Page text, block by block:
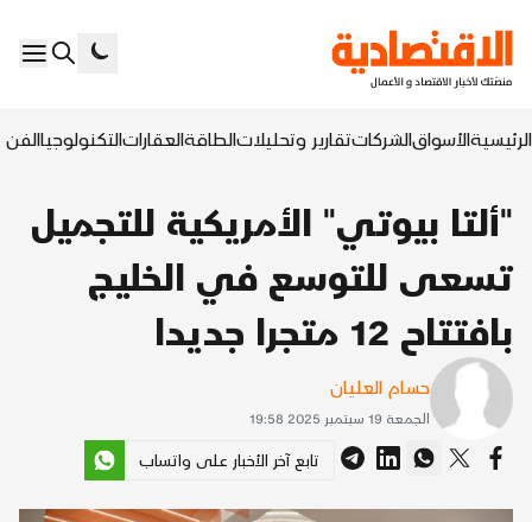
الرئيسيةالأسواقالشركاتتقارير وتحليلاتالطاقةالعقاراتالتكنولوجياالفن
"ألتا بيوتي" الأمريكية للتجميل
تسعى للتوسع في الخليج
بافتتاح 12 متجرا جديدا
حسام العليان
الجمعة 19 سبتمبر 2025 19:58
تابع آخر الأخبار على واتساب